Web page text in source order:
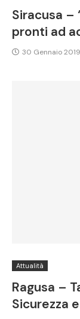
Siracusa –
pronti ad
30 Gennaio 2019
Attualità
Ragusa –
Sicurezza